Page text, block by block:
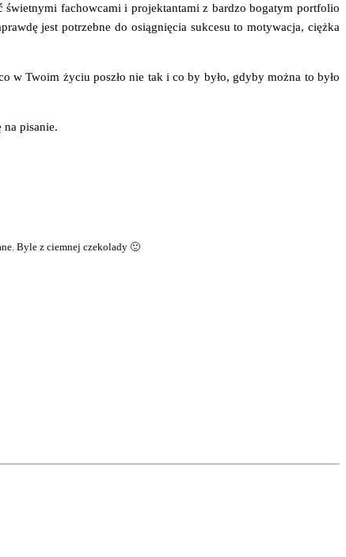
fachow­ca­mi i pro­jek­tan­ta­mi z bar­dzo boga­tym port­fo­lio
jest potrzeb­ne do osią­gnię­cia suk­ce­su to moty­wa­cja, cięż­ka
w Two­im życiu poszło nie tak i co by było, gdy­by moż­na to było
na pisanie.
Byle z ciem­nej czekolady 🙂